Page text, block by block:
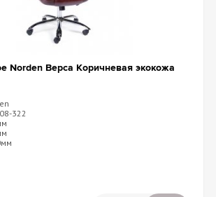
Norden Верса Коричневая экокожа
322